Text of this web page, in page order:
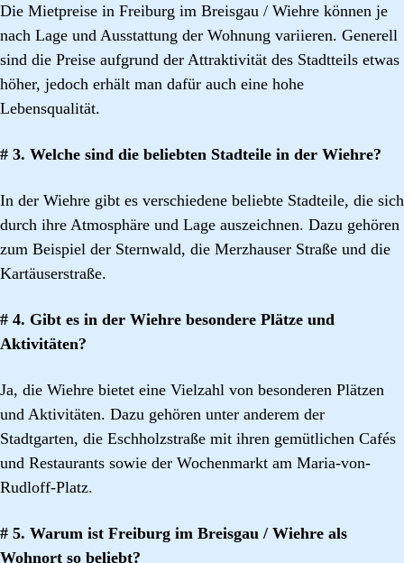
Die Mietpreise in Freiburg im Breisgau / Wiehre können je
nach Lage und Ausstattung der Wohnung variieren. Generell
sind die Preise aufgrund der Attraktivität des Stadtteils etwas
höher, jedoch erhält man dafür auch eine hohe
Lebensqualität.
# 3. Welche sind die beliebten Stadteile in der Wiehre?
In der Wiehre gibt es verschiedene beliebte Stadteile, die sich
durch ihre Atmosphäre und Lage auszeichnen. Dazu gehören
zum Beispiel der Sternwald, die Merzhauser Straße und die
Kartäuserstraße.
# 4. Gibt es in der Wiehre besondere Plätze und
Aktivitäten?
Ja, die Wiehre bietet eine Vielzahl von besonderen Plätzen
und Aktivitäten. Dazu gehören unter anderem der
Stadtgarten, die Eschholzstraße mit ihren gemütlichen Cafés
und Restaurants sowie der Wochenmarkt am Maria-von-
Rudloff-Platz.
# 5. Warum ist Freiburg im Breisgau / Wiehre als
Wohnort so beliebt?